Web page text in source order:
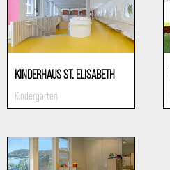
KINDERHAUS ST. ELISABETH
Kindergärten